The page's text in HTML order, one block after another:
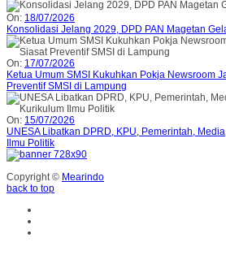
On: 18/07/2026
Konsolidasi Jelang 2029, DPD PAN Magetan
On: 17/07/2026
Ketua Umum SMSI Kukuhkan Pokja Newsroom
Preventif SMSI di Lampung
On: 15/07/2026
UNESA Libatkan DPRD, KPU, Pemerintah,
Ilmu Politik
Copyright © Mearindo
back to top